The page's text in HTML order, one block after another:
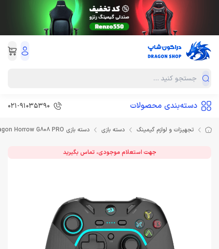
دسته‌بندی محصولات 021-91035390
تجهیزات و لوازم گیمینگ دسته بازی دسته بازی Redragon Horrow G808 PRO
جهت استعلام موجودی، تماس بگیرید